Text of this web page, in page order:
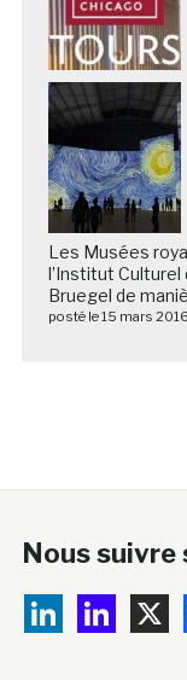
Les Musées
l’Institut
Bruegel de
posté le 15 mars 2016
Nous suivre